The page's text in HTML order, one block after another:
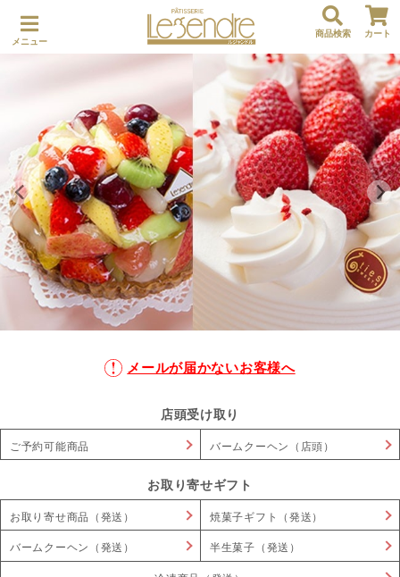
メニュー
商品検索 カート
メールが届かないお客様へ
店頭受け取り
ご予約可能商品 バームクーヘン（店頭）
お取り寄せギフト
お取り寄せ商品（発送）
焼菓子ギフト（発送）
バームクーヘン（発送）
半生菓子（発送）